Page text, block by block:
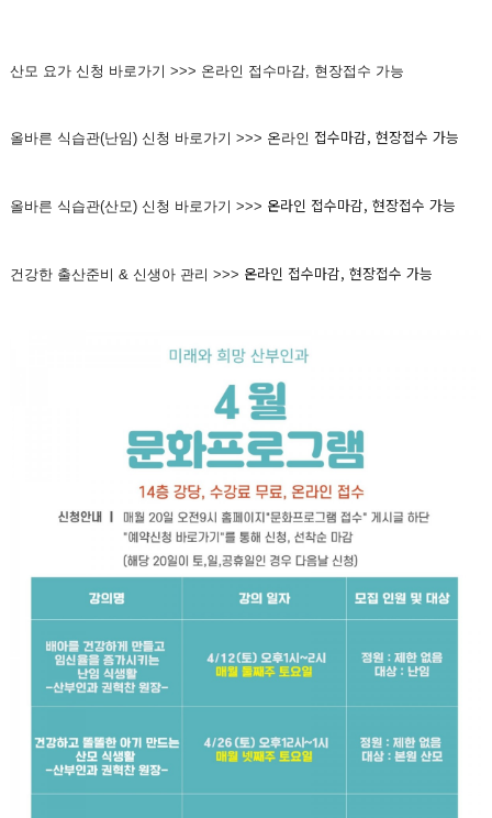
산모 요가 신청 바로가기 >>> 온라인 접수마감, 현장접수 가능
올바른 식습관(난임) 신청 바로가기 >>> 온라인 접수마감, 현장접수 가능
올바른 식습관(산모) 신청 바로가기 >>> 온라인 접수마감, 현장접수 가능
건강한 출산준비 & 신생아 관리 >>> 온라인 접수마감, 현장접수 가능